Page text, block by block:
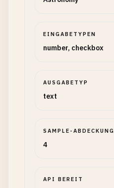
EINGABETYPEN
number, checkbox
AUSGABETYP
text
SAMPLE-ABDECKUNG
4
API BEREIT